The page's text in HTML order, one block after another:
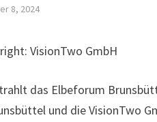
8, 2024
VisionTwo GmbH
das Elbeforum
und die VisionTwo